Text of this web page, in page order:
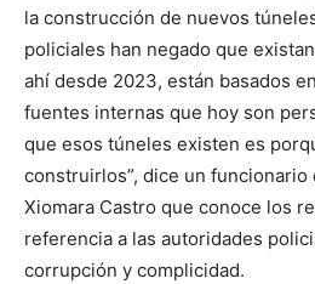
la construcción de nuevos
policiales han negado que
ahí desde 2023, están basados
fuentes internas que hoy son
que esos túneles existen es
construirlos”, dice un funcionario
Xiomara Castro que conoce los
referencia a las autoridades
corrupción y complicidad.